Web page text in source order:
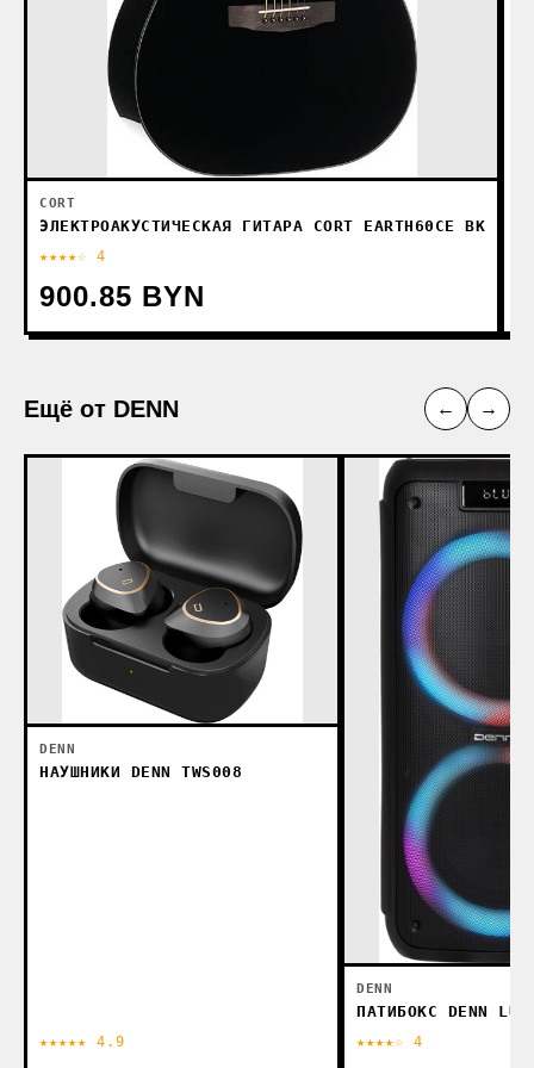
CORT
ЭЛЕКТРОАКУСТИЧЕСКАЯ ГИТАРА CORT EARTH60CE BK
★★★★☆ 4
900.85 BYN
Ещё от DENN ← →
DENN
НАУШНИКИ DENN TWS008
★★★★★ 4.9
DENN
ПАТИБОКС DENN
★★★★☆ 4